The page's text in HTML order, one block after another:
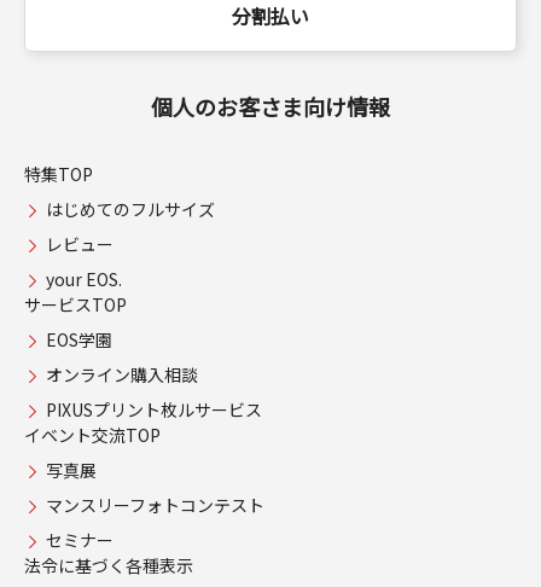
分割払い
個人のお客さま向け情報
特集TOP
はじめてのフルサイズ
レビュー
your EOS.
サービスTOP
EOS学園
オンライン購入相談
PIXUSプリント枚ルサービス
イベント交流TOP
写真展
マンスリーフォトコンテスト
セミナー
法令に基づく各種表示